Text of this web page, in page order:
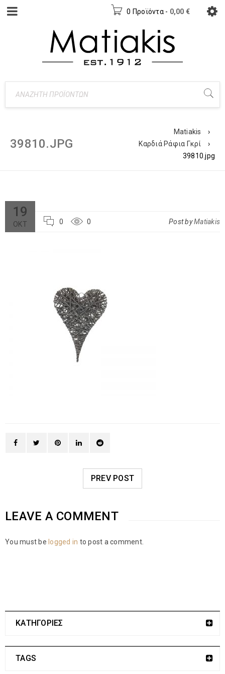
0 Προϊόντα - 0,00 €
39810.JPG
Matiakis
›
Καρδιά Ράφια Γκρί
›
39810.jpg
19
ΟΚΤ 0 0 Post byMatiakis
PREV POST
LEAVE A COMMENT
You must be logged in to post a comment.
ΚΑΤΗΓΟΡΙΕΣ
TAGS